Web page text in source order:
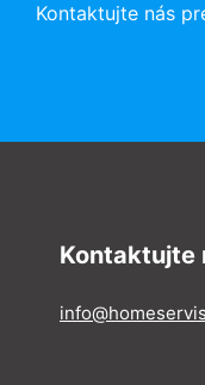
Kontaktujte nás
Kontaktujte